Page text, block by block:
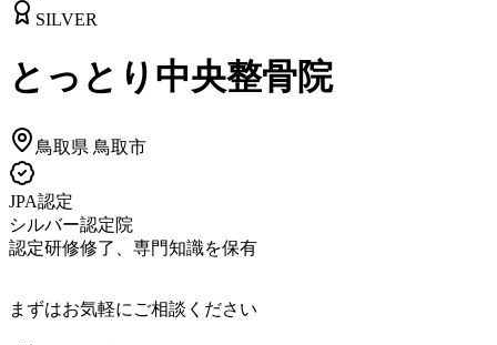
SILVER
とっとり中央整骨院
鳥取県 鳥取市
JPA認定
シルバー認定院
認定研修修了、専門知識を保有
まずはお気軽にご相談ください